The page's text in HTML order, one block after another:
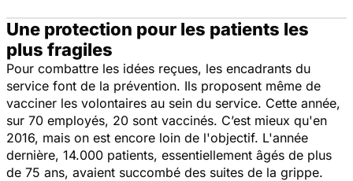
Une protection pour les patients les
plus fragiles
Pour combattre les idées reçues, les encadrants du
service font de la prévention. Ils proposent même de
vacciner les volontaires au sein du service. Cette année,
sur 70 employés, 20 sont vaccinés. C’est mieux qu'en
2016, mais on est encore loin de l'objectif. L'année
dernière, 14.000 patients, essentiellement âgés de plus
de 75 ans, avaient succombé des suites de la grippe.